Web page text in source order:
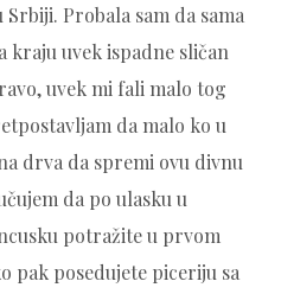
Probala sam da sama
uvek ispadne sličan
uvek mi fali malo tog
da malo ko u
drva da spremi ovu divnu
da po ulasku u
potražite u prvom
pak posedujete piceriju sa